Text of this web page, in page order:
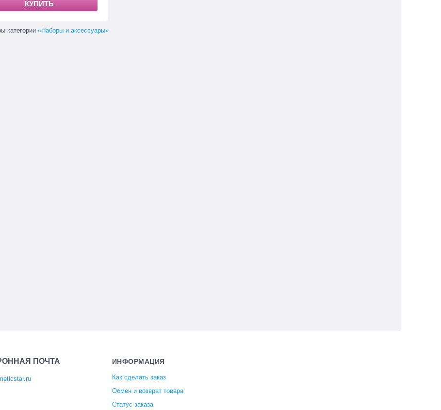
КУПИТЬ
категории «Наборы и аксессуары»
ПОЧТА ИНФОРМАЦИЯ
Как сделать заказ
Обмен и возврат товара
Статус заказа